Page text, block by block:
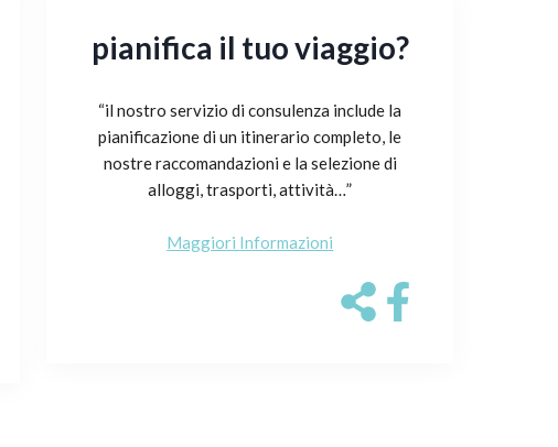
pianifica il tuo viaggio?
“il nostro servizio di consulenza include la
pianificazione di un itinerario completo, le
nostre raccomandazioni e la selezione di
alloggi, trasporti, attività…”
Maggiori Informazioni